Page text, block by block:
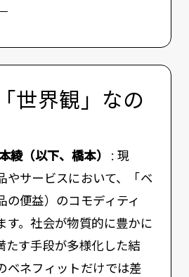
世界観」なの
綾（以下、橋本） :現
やサービスにおいて、「ベ
の便益）のコモディティ
す。社会が物質的に豊かに
たす手段が多様化した結
ベネフィットだけでは差